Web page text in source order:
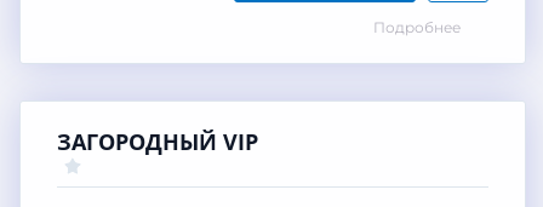
Подробнее
ЗАГОРОДНЫЙ VIP